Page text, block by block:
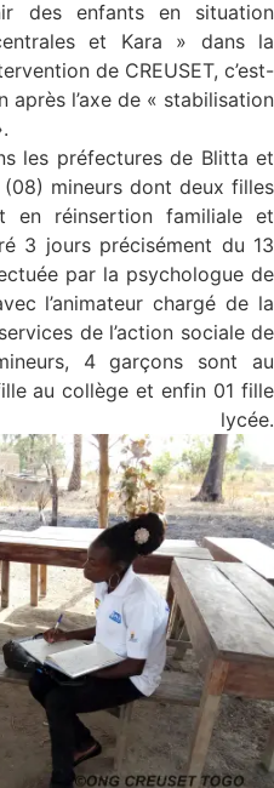
des enfants en situation
et Kara » dans la
de CREUSET, c’est-
l’axe de « stabilisation
les préfectures de Blitta et
mineurs dont deux filles
en réinsertion familiale et
3 jours précisément du 13
par la psychologue de
l’animateur chargé de la
de l’action sociale de
4 garçons sont au
au collège et enfin 01 fille